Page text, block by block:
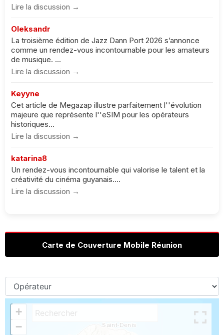
Lire la discussion →
Oleksandr
La troisième édition de Jazz Dann Port 2026 s’annonce
comme un rendez-vous incontournable pour les amateurs
de musique. ...
Lire la discussion →
Keyyne
Cet article de Megazap illustre parfaitement l''évolution
majeure que représente l''eSIM pour les opérateurs
historiques...
Lire la discussion →
katarina8
Un rendez-vous incontournable qui valorise le talent et la
créativité du cinéma guyanais....
Lire la discussion →
Carte de Couverture Mobile Réunion